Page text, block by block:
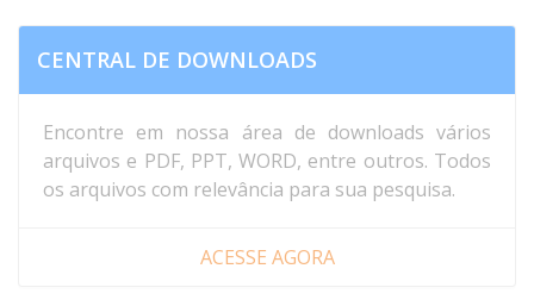
CENTRAL DE DOWNLOADS
Encontre em nossa área de downloads vários
arquivos e PDF, PPT, WORD, entre outros. Todos
os arquivos com relevância para sua pesquisa.
ACESSE AGORA